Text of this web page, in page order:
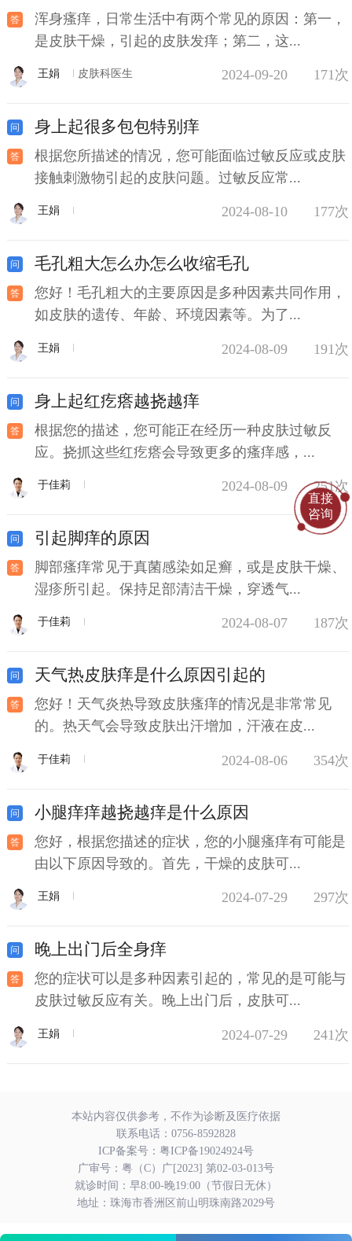
浑身瘙痒，日常生活中有两个常见的原因：第一，
是皮肤干燥，引起的皮肤发痒；第二，这...
王娟 皮肤科医生 2024-09-20 171次
身上起很多包包特别痒
根据您所描述的情况，您可能面临过敏反应或皮肤
接触刺激物引起的皮肤问题。过敏反应常...
王娟 2024-08-10 177次
毛孔粗大怎么办怎么收缩毛孔
您好！毛孔粗大的主要原因是多种因素共同作用，
如皮肤的遗传、年龄、环境因素等。为了...
王娟 2024-08-09 191次
身上起红疙瘩越挠越痒
根据您的描述，您可能正在经历一种皮肤过敏反
应。挠抓这些红疙瘩会导致更多的瘙痒感，...
于佳莉 2024-08-09 251次
引起脚痒的原因
脚部瘙痒常见于真菌感染如足癣，或是皮肤干燥、
湿疹所引起。保持足部清洁干燥，穿透气...
于佳莉 2024-08-07 187次
天气热皮肤痒是什么原因引起的
您好！天气炎热导致皮肤瘙痒的情况是非常常见
的。热天气会导致皮肤出汗增加，汗液在皮...
于佳莉 2024-08-06 354次
小腿痒痒越挠越痒是什么原因
您好，根据您描述的症状，您的小腿瘙痒有可能是
由以下原因导致的。首先，干燥的皮肤可...
王娟 2024-07-29 297次
晚上出门后全身痒
您的症状可以是多种因素引起的，常见的是可能与
皮肤过敏反应有关。晚上出门后，皮肤可...
王娟 2024-07-29 241次
本站内容仅供参考，不作为诊断及医疗依据
联系电话： 0756-8592828
ICP备案号： 粤ICP备19024924号
广审号：粤（C）广[2023] 第02-03-013号
就诊时间：早8:00-晚19:00（节假日无休）
地址：珠海市香洲区前山明珠南路2029号
直接
咨询